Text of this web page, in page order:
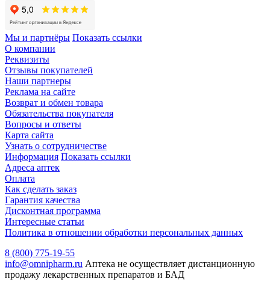
Мы и партнёры Показать ссылки
О компании
Реквизиты
Отзывы покупателей
Наши партнеры
Реклама на сайте
Возврат и обмен товара
Обязательства покупателя
Вопросы и ответы
Карта сайта
Узнать о сотрудничестве
Информация Показать ссылки
Адреса аптек
Оплата
Как сделать заказ
Гарантия качества
Дисконтная программа
Интересные статьи
Политика в отношении обработки персональных данных
8 (800) 775-19-55
info@omnipharm.ru Аптека не осуществляет дистанционную
продажу лекарственных препаратов и БАД